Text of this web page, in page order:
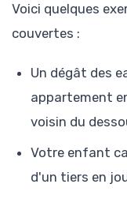
Voici quelques
couvertes :
Un dégât des
appartement
voisin du
Votre enfant
d'un tiers en